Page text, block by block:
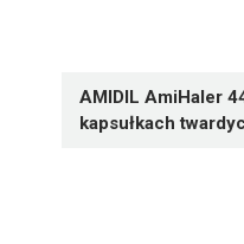
AMIDIL AmiHaler
kapsułkach